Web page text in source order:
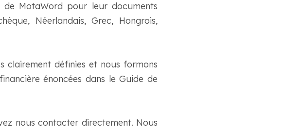
MotaWord pour leur documents
Néerlandais, Grec, Hongrois,
clairement définies et nous formons
énoncées dans le Guide de
nous contacter directement. Nous